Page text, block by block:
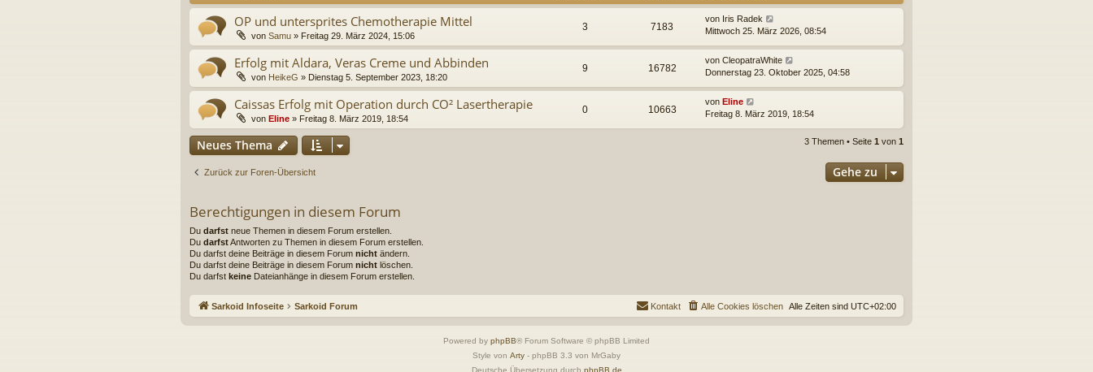
OP und untersprites Chemotherapie Mittel
von Samu » Freitag 29. März 2024, 15:06
3 7183
von Iris Radek
Mittwoch 25. März 2026, 08:54
Erfolg mit Aldara, Veras Creme und Abbinden
von HeikeG » Dienstag 5. September 2023, 18:20
9 16782
von CleopatraWhite
Donnerstag 23. Oktober 2025, 04:58
Caissas Erfolg mit Operation durch CO² Lasertherapie
von Eline » Freitag 8. März 2019, 18:54
0 10663
von Eline
Freitag 8. März 2019, 18:54
Neues Thema 3 Themen • Seite 1 von 1
Zurück zur Foren-Übersicht Gehe zu
Berechtigungen in diesem Forum
Du darfst neue Themen in diesem Forum erstellen.
Du darfstAntworten zu Themen in diesem Forum erstellen.
Du darfst deine Beiträge in diesem Forum nicht ändern.
Du darfst deine Beiträge in diesem Forum nicht löschen.
Du darfst keine Dateianhänge in diesem Forum erstellen.
Sarkoid Infoseite Sarkoid Forum Alle Zeiten sind UTC+02:00
Alle Cookies löschen
Kontakt
Powered by phpBB® Forum Software © phpBB Limited
Style von Arty - phpBB 3.3 von MrGaby